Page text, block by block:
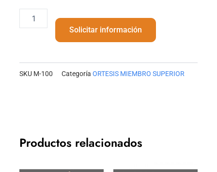
cantidad
Solicitar información
SKU M-100 Categoría ORTESIS MIEMBRO SUPERIOR
Productos relacionados